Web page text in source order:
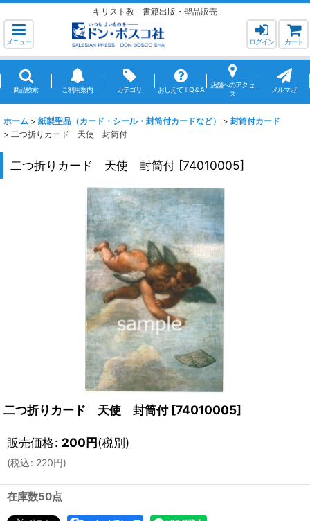
キリスト教 書籍出版・聖品販売
メニュー ログイン カート
商品検索 ご利用案内 カテゴリ おしえて！Q＆A
店舗へのアクセ
ス
メルマガ
ホーム > 紙製聖品（カード・シール・封筒付カードなど） > 封筒付カード
> 二つ折りカード 天使 封筒付
二つ折りカード 天使 封筒付 [74010005]
二つ折りカード 天使 封筒付 [74010005]
販売価格: 200円(税別)
(税込: 220円)
在庫数50点